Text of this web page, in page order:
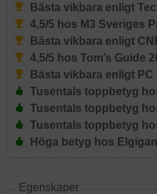
Bästa vikbara enligt
4,5/5 hos M3 Sveriges
Bästa vikbara enligt
4,5/5 hos Tom’s Guide
Bästa vikbara enligt PC
Tusentals toppbetyg
Tusentals toppbetyg
Tusentals toppbetyg
Höga betyg hos
Egenskaper